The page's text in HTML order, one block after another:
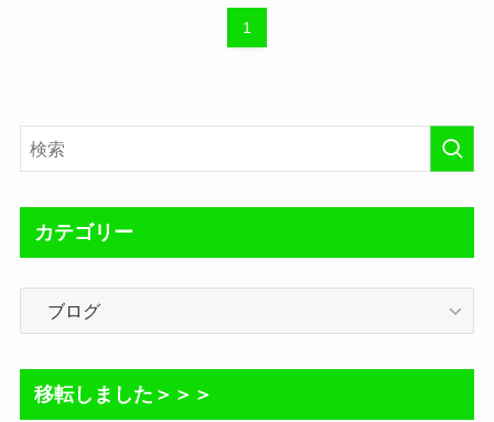
1
カテゴリー
リ
移転しました＞＞＞